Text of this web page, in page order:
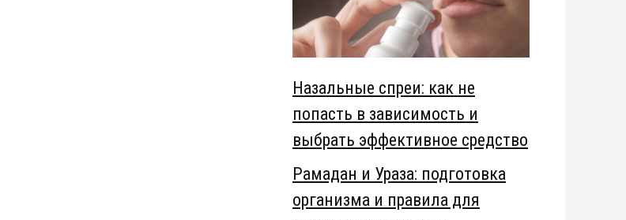
Назальные спреи: как не
попасть в зависимость и
выбрать эффективное средство
Рамадан и Ураза: подготовка
организма и правила для